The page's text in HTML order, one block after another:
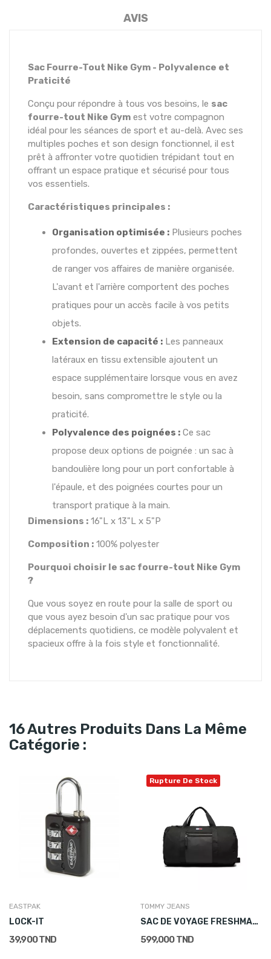
AVIS
Sac Fourre-Tout Nike Gym - Polyvalence et
Praticité
Conçu pour répondre à tous vos besoins, le sac
fourre-tout Nike Gym est votre compagnon
idéal pour les séances de sport et au-delà. Avec ses
multiples poches et son design fonctionnel, il est
prêt à affronter votre quotidien trépidant tout en
offrant un espace pratique et sécurisé pour tous
vos essentiels.
Caractéristiques principales :
Organisation optimisée : Plusieurs poches
profondes, ouvertes et zippées, permettent
de ranger vos affaires de manière organisée.
L'avant et l'arrière comportent des poches
pratiques pour un accès facile à vos petits
objets.
Extension de capacité : Les panneaux
latéraux en tissu extensible ajoutent un
espace supplémentaire lorsque vous en avez
besoin, sans compromettre le style ou la
praticité.
Polyvalence des poignées : Ce sac
propose deux options de poignée : un sac à
bandoulière long pour un port confortable à
l'épaule, et des poignées courtes pour un
transport pratique à la main.
Dimensions : 16"L x 13"L x 5"P
Composition : 100% polyester
Pourquoi choisir le sac fourre-tout Nike Gym
?
Que vous soyez en route pour la salle de sport ou
que vous ayez besoin d'un sac pratique pour vos
déplacements quotidiens, ce modèle polyvalent et
spacieux offre à la fois style et fonctionnalité.
16 Autres Produits Dans La Même
Catégorie :
EASTPAK
LOCK-IT
39,900 TND
Rupture De Stock
TOMMY JEANS
SAC DE VOYAGE FRESHMAN DUFFLE NOIR
599,000 TND